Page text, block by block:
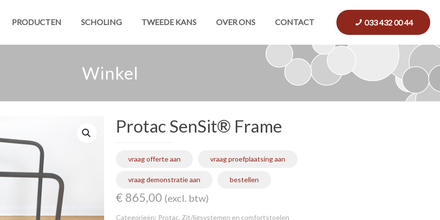
PRODUCTEN SCHOLING TWEEDE KANS OVER ONS CONTACT 033 432 00 44
Winkel
Protac SenSit® Frame
vraag offerte aan vraag proefplaatsing aan
vraag demonstratie aan bestellen
€ 865,00 (excl. btw)
Categorieën: Protac, Zit/ligsystemen en comfortstoelen